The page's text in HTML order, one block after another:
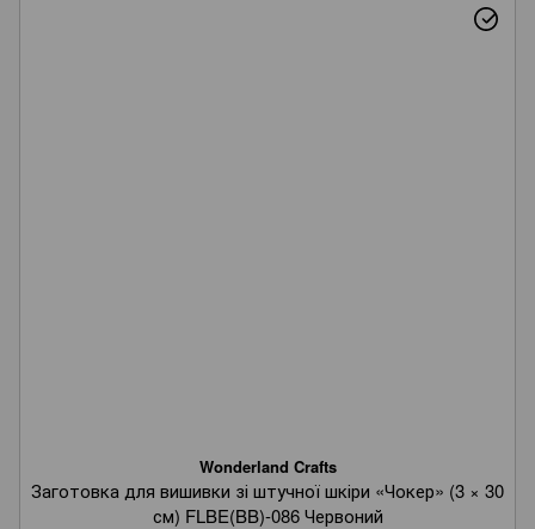
Wonderland Crafts
Заготовка для вишивки зі штучної шкіри «Чокер» (3 × 30
см) FLBE(BB)-086 Червоний